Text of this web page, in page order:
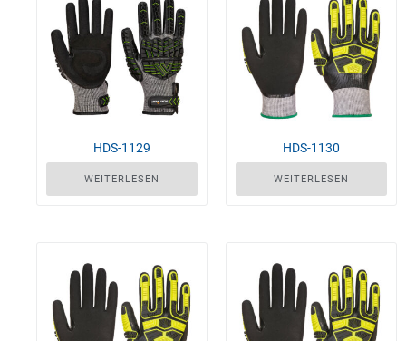
HDS-1129
WEITERLESEN
HDS-1130
WEITERLESEN